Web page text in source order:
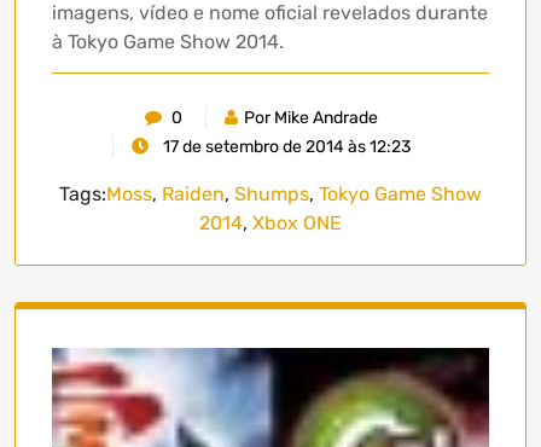
imagens, vídeo e nome oficial revelados durante
à Tokyo Game Show 2014.
0
Por Mike Andrade
17 de setembro de 2014 às 12:23
Tags:Moss, Raiden, Shumps, Tokyo Game Show
2014, Xbox ONE